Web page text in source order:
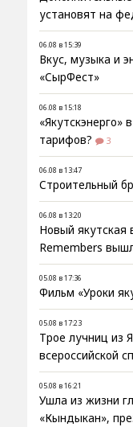
установят на
06.08 в 15:39
Вкус, музыка и
«СырФест»
06.08 в 15:18
«Якутскэнерго»
тарифов?
3
06.08 в 13:47
Строительный
06.08 в 13:20
Новый якутская
Remembers
05.08 в 17:36
Фильм «Уроки
05.08 в 17:23
Трое лучниц из
всероссийской
05.08 в 16:21
Ушла из жизни
«Кындыкан»,